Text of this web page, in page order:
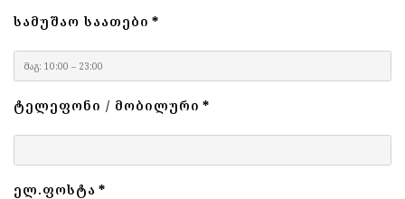
ᲡᲐᲛᲣᲨᲐᲝ ᲡᲐᲐᲗᲔᲑᲘ *
ᲢᲔᲚᲔᲤᲝᲜᲘ / ᲛᲝᲑᲘᲚᲣᲠᲘ *
ᲔᲚ.ᲤᲝᲡᲢᲐ *